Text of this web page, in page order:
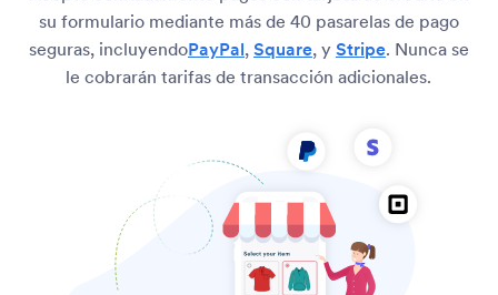
su formulario mediante más de 40 pasarelas de pago
seguras, incluyendoPayPal,Square, yStripe. Nunca se
le cobrarán tarifas de transacción adicionales.